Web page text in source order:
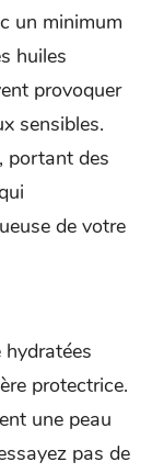
un minimum
huiles
provoquer
sensibles.
portant des
de votre
hydratées
protectrice.
une peau
pas de